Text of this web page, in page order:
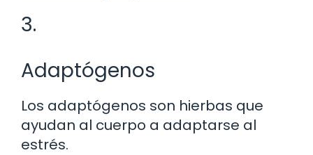
3.
Adaptógenos
Los adaptógenos son hierbas que
ayudan al cuerpo a adaptarse al
estrés.